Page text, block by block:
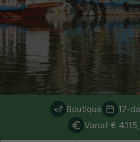
Boutique
17-
Vanaf €